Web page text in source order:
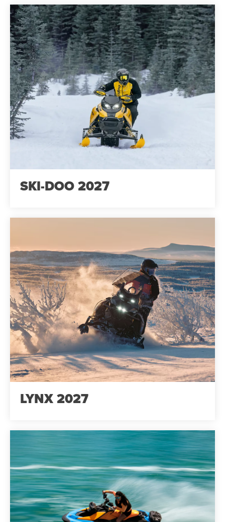
SKI-DOO 2027
LYNX 2027